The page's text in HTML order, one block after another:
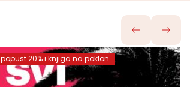
popust 20% i knjiga na poklon